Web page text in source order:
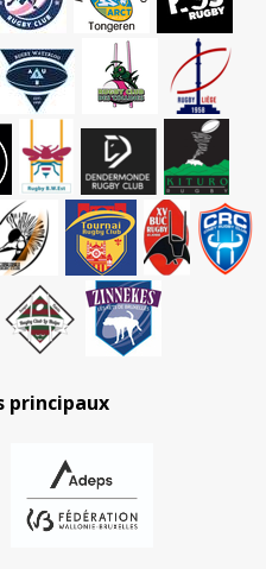
principaux